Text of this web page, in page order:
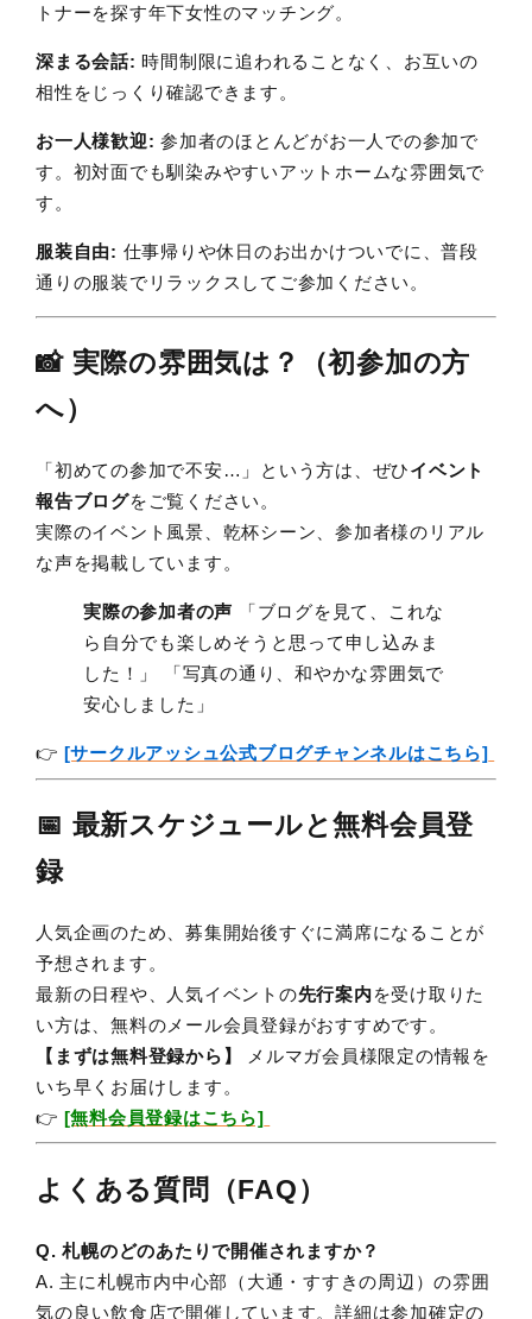
トナーを探す年下女性のマッチング。
深まる会話: 時間制限に追われることなく、お互いの
相性をじっくり確認できます。
お一人様歓迎: 参加者のほとんどがお一人での参加で
す。初対面でも馴染みやすいアットホームな雰囲気で
す。
服装自由: 仕事帰りや休日のお出かけついでに、普段
通りの服装でリラックスしてご参加ください。
📸 実際の雰囲気は？（初参加の方
へ）
「初めての参加で不安…」という方は、ぜひイベント
報告ブログをご覧ください。
実際のイベント風景、乾杯シーン、参加者様のリアル
な声を掲載しています。
実際の参加者の声 「ブログを見て、これな
ら自分でも楽しめそうと思って申し込みま
した！」 「写真の通り、和やかな雰囲気で
安心しました」
👉 [サークルアッシュ公式ブログチャンネルはこちら]
📅 最新スケジュールと無料会員登
録
人気企画のため、募集開始後すぐに満席になることが
予想されます。
最新の日程や、人気イベントの先行案内を受け取りた
い方は、無料のメール会員登録がおすすめです。
【まずは無料登録から】
メルマガ会員様限定の情報を
いち早くお届けします。
👉 [無料会員登録はこちら]
よくある質問（FAQ）
Q. 札幌のどのあたりで開催されますか？
A. 主に札幌市内中心部（大通・すすきの周辺）の雰囲
気の良い飲食店で開催しています。詳細は参加確定の